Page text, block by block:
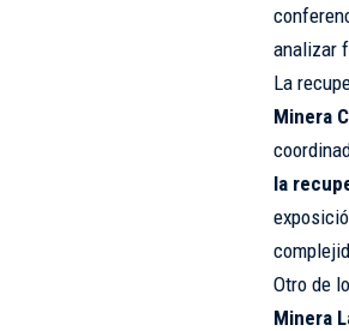
analizar
La
Minera
la
Otro de
Minera